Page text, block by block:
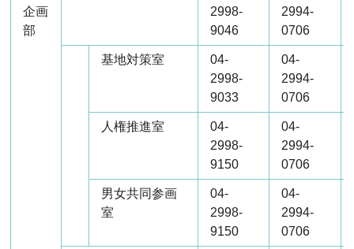
企画
部
2998-
9046
2994-
0706
基地対策室
04-
2998-
9033
04-
2994-
0706
人権推進室
04-
2998-
9150
04-
2994-
0706
男女共同参画
室
04-
2998-
9150
04-
2994-
0706